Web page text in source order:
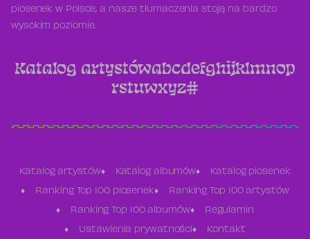
piosenek w Polsce, a nasze tłumaczenia stoją na bardzo
wysokim poziomie.
Katalog artystówabcdefghijklmnop
rstuwxyz#
Katalog artystów Katalog albumów Katalog piosenek
Ranking Top 100 piosenek Ranking Top 100 artystów
Ranking Top 100 albumów Regulamin
Ustawienia prywatności Kontakt